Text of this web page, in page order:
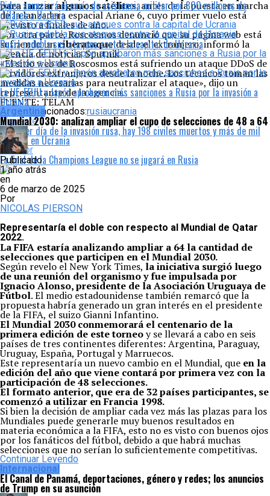
para lanzar algunos satélites, antes de la puesta en marcha
de la lanzadera espacial Ariane 6, cuyo primer vuelo está
previsto a finales de año.
Por otra parte, Roscosmos denunció que su página web está
sufriendo unciberataquedesde el extranjero, informó la
agencia de noticias Sputnik
«El sitio web de Roscosmos está sufriendo un ataque DDoS de
servidores extranjeros desde la noche. Los técnicos toman las
medidas necesarias para neutralizar el ataque», dijo un
representante de la agencia.
FUENTE: TELAM
Temas relacionados:rusiaucrania
Siguente
Al tercer día de la invasión rusa, hay 198 civiles muertos y más de mil
heridos en Ucrania
Anterior
La final de la Champions League no se jugará en Rusia
Biden anunciará el envío de asistencia militar por 800 millones de
dólares a Ucrania
Rusia redobla sus ataques contra la capital de Ucrania
La UE, EEUU y Japón aprobaron más sanciones a Rusia por la invasión a
Ucrania
Argentina
Mundial 2030: analizan ampliar el cupo de selecciones de 48 a 64
Publicado
1 año atrás
en
6 de marzo de 2025
Por
NICOLAS PIERSON
Representaría el doble con respecto al Mundial de Qatar
2022.
La FIFA estaría analizando ampliar a 64 la cantidad de
selecciones que participen en el Mundial 2030.
Según revelo el New York Times, la iniciativa surgió luego
de una reunión del organismo y fue impulsada por
Ignacio Alonso, presidente de la Asociación Uruguaya de
Fútbol. El medio estadounidense también remarcó que la
propuesta habría generado un gran interés en el presidente
de la FIFA, el suizo Gianni Infantino.
El Mundial 2030 conmemorará el centenario de la
primera edición de este torneoy se llevará a cabo en seis
países de tres continentes diferentes: Argentina, Paraguay,
Uruguay, España, Portugal y Marruecos.
Este representaría un nuevo cambio en el Mundial, que en la
edición del año que viene contará por primera vez con la
participación de 48 selecciones.
El formato anterior, que era de 32 países participantes, se
comenzó a utilizar en Francia 1998.
Si bien la decisión de ampliar cada vez más las plazas para los
Mundiales puede generarle muy buenos resultados en
materia económica a la FIFA, esto no es visto con buenos ojos
por los fanáticos del fútbol, debido a que habrá muchas
selecciones que no serían lo suficientemente competitivas.
Continuar Leyendo
Internacional
El Canal de Panamá, deportaciones, género y redes; los anuncios
de Trump en su asunción